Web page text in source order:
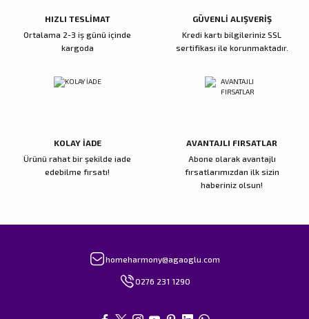
HIZLI TESLİMAT
Ortalama 2-3 iş günü içinde
kargoda
GÜVENLİ ALIŞVERİŞ
Kredi kartı bilgileriniz SSL
sertifikası ile korunmaktadır.
KOLAY İADE
Ürünü rahat bir şekilde iade
edebilme fırsatı!
AVANTAJLI FIRSATLAR
Abone olarak avantajlı
fırsatlarımızdan ilk sizin
haberiniz olsun!
homeharmony@agaoglu.com
0276 231 1290